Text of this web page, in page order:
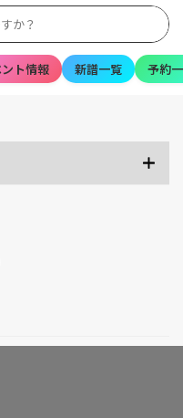
ト情報 新譜一覧 予約